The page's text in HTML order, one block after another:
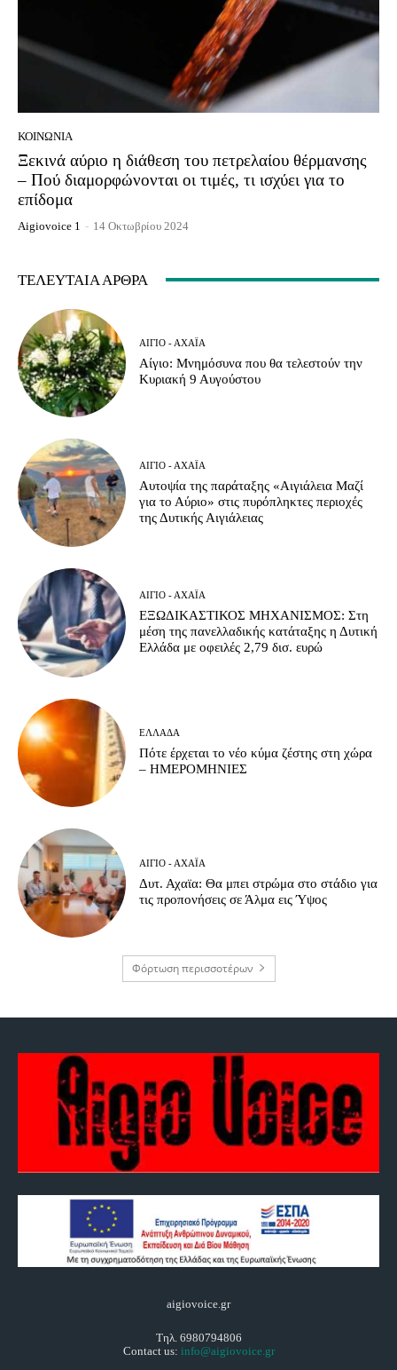
ΚΟΙΝΩΝΊΑ
Ξεκινά αύριο η διάθεση του πετρελαίου θέρμανσης
– Πού διαμορφώνονται οι τιμές, τι ισχύει για το
επίδομα
Aigiovoice 1 - 14 Οκτωβρίου 2024
ΤΕΛΕΥΤΑΊΑ ΆΡΘΡΑ
ΑΊΓΙΟ - ΑΧΑΪ́Α
Αίγιο: Μνημόσυνα που θα τελεστούν την
Κυριακή 9 Αυγούστου
ΑΊΓΙΟ - ΑΧΑΪ́Α
Αυτοψία της παράταξης «Αιγιάλεια Μαζί
για το Αύριο» στις πυρόπληκτες περιοχές
της Δυτικής Αιγιάλειας
ΑΊΓΙΟ - ΑΧΑΪ́Α
ΕΞΩΔΙΚΑΣΤΙΚΟΣ ΜΗΧΑΝΙΣΜΟΣ: Στη
μέση της πανελλαδικής κατάταξης η Δυτική
Ελλάδα με οφειλές 2,79 δισ. ευρώ
ΕΛΛΆΔΑ
Πότε έρχεται το νέο κύμα ζέστης στη χώρα
– ΗΜΕΡΟΜΗΝΙΕΣ
ΑΊΓΙΟ - ΑΧΑΪ́Α
Δυτ. Αχαϊα: Θα μπει στρώμα στο στάδιο για
τις προπονήσεις σε Άλμα εις Ύψος
Φόρτωση περισσοτέρων
aigiovoice.gr
Τηλ. 6980794806
Contact us: info@aigiovoice.gr